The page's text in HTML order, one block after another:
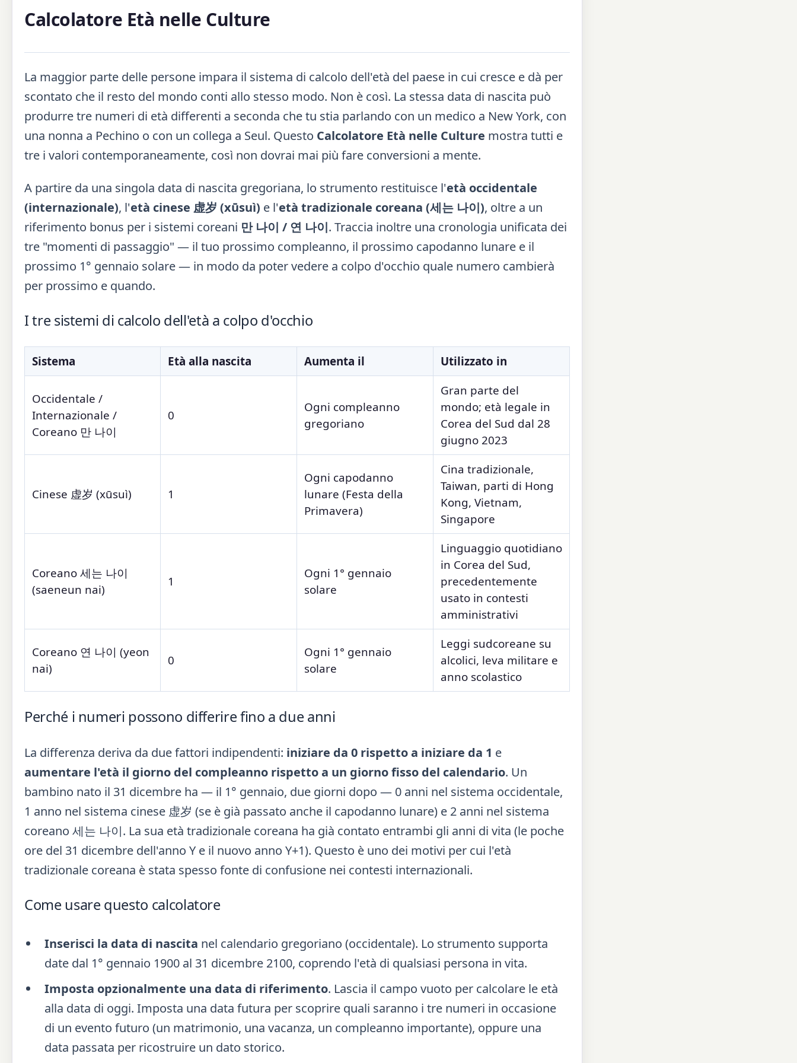
Calcolatore Età nelle Culture
La maggior parte delle persone impara il sistema di calcolo dell'età del paese in cui cresce e dà per
scontato che il resto del mondo conti allo stesso modo. Non è così. La stessa data di nascita può
produrre tre numeri di età differenti a seconda che tu stia parlando con un medico a New York, con
una nonna a Pechino o con un collega a Seul. Questo Calcolatore Età nelle Culture mostra tutti e
tre i valori contemporaneamente, così non dovrai mai più fare conversioni a mente.
A partire da una singola data di nascita gregoriana, lo strumento restituisce l'età occidentale
(internazionale), l'età cinese 虚岁 (xūsuì) e l'età tradizionale coreana (세는 나이), oltre a un
riferimento bonus per i sistemi coreani 만 나이 / 연 나이. Traccia inoltre una cronologia unificata dei
tre "momenti di passaggio" — il tuo prossimo compleanno, il prossimo capodanno lunare e il
prossimo 1° gennaio solare — in modo da poter vedere a colpo d'occhio quale numero cambierà
per prossimo e quando.
I tre sistemi di calcolo dell'età a colpo d'occhio
Sistema Età alla nascita Aumenta il Utilizzato in
Occidentale /
Internazionale /
Coreano 만 나이
0
Ogni compleanno
gregoriano
Gran parte del
mondo; età legale in
Corea del Sud dal 28
giugno 2023
Cinese 虚岁 (xūsuì) 1
Ogni capodanno
lunare (Festa della
Primavera)
Cina tradizionale,
Taiwan, parti di Hong
Kong, Vietnam,
Singapore
Coreano 세는 나이
(saeneun nai)
1
Ogni 1° gennaio
solare
Linguaggio quotidiano
in Corea del Sud,
precedentemente
usato in contesti
amministrativi
Coreano 연 나이 (yeon
nai)
0
Ogni 1° gennaio
solare
Leggi sudcoreane su
alcolici, leva militare e
anno scolastico
Perché i numeri possono differire fino a due anni
La differenza deriva da due fattori indipendenti: iniziare da 0 rispetto a iniziare da 1 e
aumentare l'età il giorno del compleanno rispetto a un giorno fisso del calendario. Un
bambino nato il 31 dicembre ha — il 1° gennaio, due giorni dopo — 0 anni nel sistema occidentale,
1 anno nel sistema cinese 虚岁 (se è già passato anche il capodanno lunare) e 2 anni nel sistema
coreano 세는 나이. La sua età tradizionale coreana ha già contato entrambi gli anni di vita (le poche
ore del 31 dicembre dell'anno Y e il nuovo anno Y+1). Questo è uno dei motivi per cui l'età
tradizionale coreana è stata spesso fonte di confusione nei contesti internazionali.
Come usare questo calcolatore
Inserisci la data di nascita nel calendario gregoriano (occidentale). Lo strumento supporta
date dal 1° gennaio 1900 al 31 dicembre 2100, coprendo l'età di qualsiasi persona in vita.
Imposta opzionalmente una data di riferimento. Lascia il campo vuoto per calcolare le età
alla data di oggi. Imposta una data futura per scoprire quali saranno i tre numeri in occasione
di un evento futuro (un matrimonio, una vacanza, un compleanno importante), oppure una
data passata per ricostruire un dato storico.